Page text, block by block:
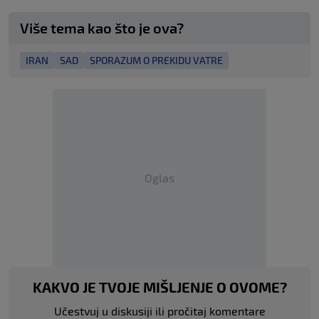
Više tema kao što je ova?
IRAN SAD SPORAZUM O PREKIDU VATRE
Oglas
KAKVO JE TVOJE MIŠLJENJE O OVOME?
Učestvuj u diskusiji ili pročitaj komentare